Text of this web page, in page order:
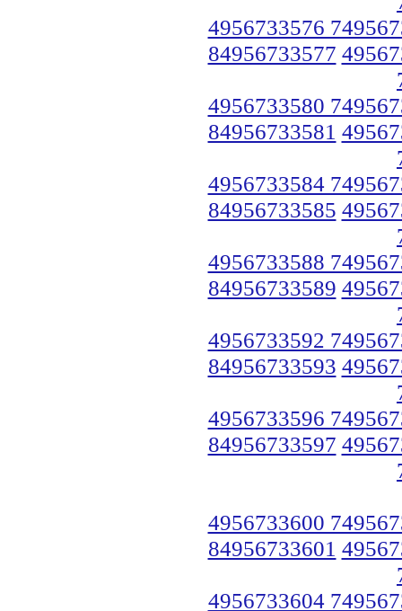
4956733576
84956733577
4956733580
84956733581
4956733584
84956733585
4956733588
84956733589
4956733592
84956733593
4956733596
84956733597
4956733600
84956733601
4956733604